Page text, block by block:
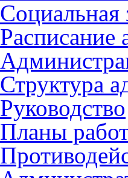
Социальная
Расписание
Структура
Руководство
Планы